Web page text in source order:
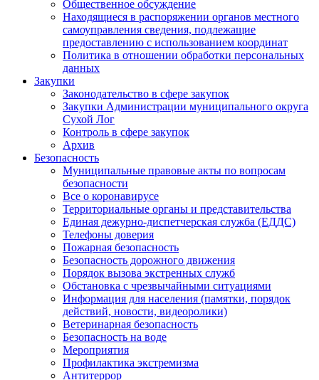
Общественное обсуждение
Находящиеся в распоряжении органов местного
самоуправления сведения, подлежащие
предоставлению с использованием координат
Политика в отношении обработки персональных
данных
Закупки
Законодательство в сфере закупок
Закупки Администрации муниципального округа
Сухой Лог
Контроль в сфере закупок
Архив
Безопасность
Муниципальные правовые акты по вопросам
безопасности
Все о коронавирусе
Территориальные органы и представительства
Единая дежурно-диспетчерская служба (ЕДДС)
Телефоны доверия
Пожарная безопасность
Безопасность дорожного движения
Порядок вызова экстренных служб
Обстановка с чрезвычайными ситуациями
Информация для населения (памятки, порядок
действий, новости, видеоролики)
Ветеринарная безопасность
Безопасность на воде
Мероприятия
Профилактика экстремизма
Антитеррор